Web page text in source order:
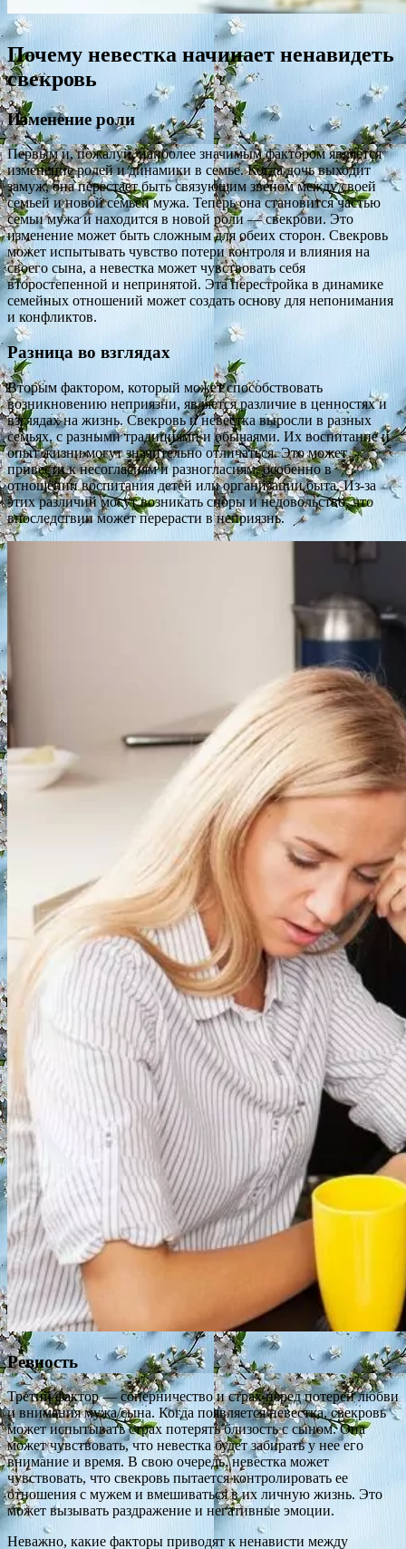
Почему невестка начинает ненавидеть
свекровь
Изменение роли
Первым и, пожалуй, наиболее значимым фактором является
изменение ролей и динамики в семье. Когда дочь выходит
замуж, она перестает быть связующим звеном между своей
семьей и новой семьей мужа. Теперь она становится частью
семьи мужа и находится в новой роли — свекрови. Это
изменение может быть сложным для обеих сторон. Свекровь
может испытывать чувство потери контроля и влияния на
своего сына, а невестка может чувствовать себя
второстепенной и непринятой. Эта перестройка в динамике
семейных отношений может создать основу для непонимания
и конфликтов.
Разница во взглядах
Вторым фактором, который может способствовать
возникновению неприязни, является различие в ценностях и
взглядах на жизнь. Свекровь и невестка выросли в разных
семьях, с разными традициями и обычаями. Их воспитание и
опыт жизни могут значительно отличаться. Это может
привести к несогласиям и разногласиям, особенно в
отношении воспитания детей или организации быта. Из-за
этих различий могут возникать споры и недовольство, что
впоследствии может перерасти в неприязнь.
Ревность
Третий фактор — соперничество и страх перед потерей любви
и внимания мужа/сына. Когда появляется невестка, свекровь
может испытывать страх потерять близость с сыном. Она
может чувствовать, что невестка будет забирать у нее его
внимание и время. В свою очередь, невестка может
чувствовать, что свекровь пытается контролировать ее
отношения с мужем и вмешиваться в их личную жизнь. Это
может вызывать раздражение и негативные эмоции.
Неважно, какие факторы приводят к ненависти между